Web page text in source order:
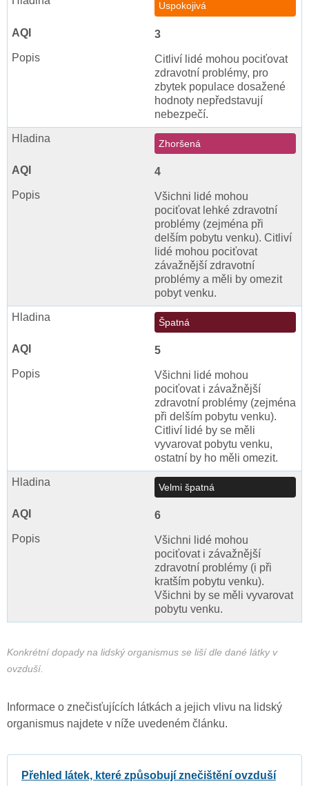
Uspokojivá
3
Citliví lidé mohou pociťovat
zdravotní problémy, pro
zbytek populace dosažené
hodnoty nepředstavují
nebezpečí.
Zhoršená
4
Všichni lidé mohou
pociťovat lehké zdravotní
problémy (zejména při
delším pobytu venku). Citliví
lidé mohou pociťovat
závažnější zdravotní
problémy a měli by omezit
pobyt venku.
Špatná
5
Všichni lidé mohou
pociťovat i závažnější
zdravotní problémy (zejména
při delším pobytu venku).
Citliví lidé by se měli
vyvarovat pobytu venku,
ostatní by ho měli omezit.
Velmi špatná
6
Všichni lidé mohou
pociťovat i závažnější
zdravotní problémy (i při
kratším pobytu venku).
Všichni by se měli vyvarovat
pobytu venku.
Konkrétní dopady na lidský organismus se liší dle dané látky v
ovzduší.
Informace o znečisťujících látkách a jejich vlivu na lidský
organismus najdete v níže uvedeném článku.
Přehled látek, které způsobují znečištění ovzduší